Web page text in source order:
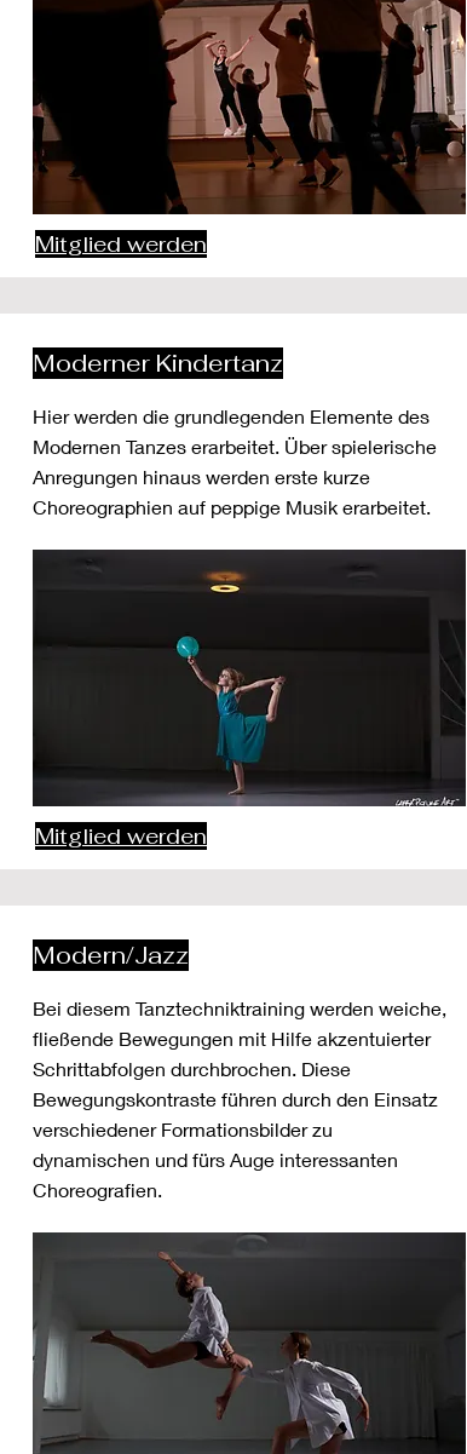
Mitglied werden
Moderner Kindertanz
Hier werden die grundlegenden Elemente des
Modernen Tanzes erarbeitet. Über spielerische
Anregungen hinaus werden erste kurze
Choreographien auf peppige Musik erarbeitet.
Mitglied werden
Modern/Jazz
Bei diesem Tanztechniktraining werden weiche,
fließende Bewegungen mit Hilfe akzentuierter
Schrittabfolgen durchbrochen. Diese
Bewegungskontraste führen durch den Einsatz
verschiedener Formationsbilder zu
dynamischen und fürs Auge interessanten
Choreografien.